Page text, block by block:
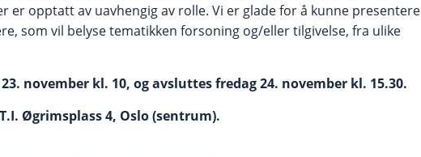
er opptatt av uavhengig av rolle. Vi er glade for å kunne presentere
som vil belyse tematikken forsoning og/eller tilgivelse, fra ulike
november kl. 10, og avsluttes fredag 24. november kl. 15.30.
Øgrimsplass 4, Oslo (sentrum).